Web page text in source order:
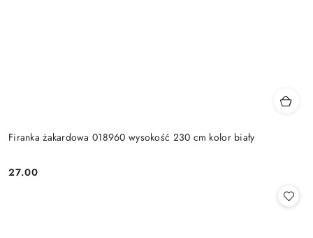
Firanka żakardowa 018960 wysokość 230 cm kolor biały
Cena:
27.00